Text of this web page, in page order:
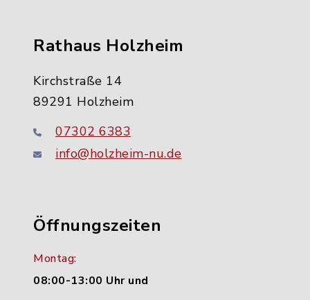
Rathaus Holzheim
Kirchstraße 14
89291 Holzheim
07302 6383
info@holzheim-nu.de
Öffnungszeiten
Montag:
08:00-13:00 Uhr und